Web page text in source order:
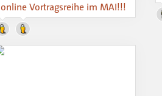
online Vortragsreihe im MAI!!!